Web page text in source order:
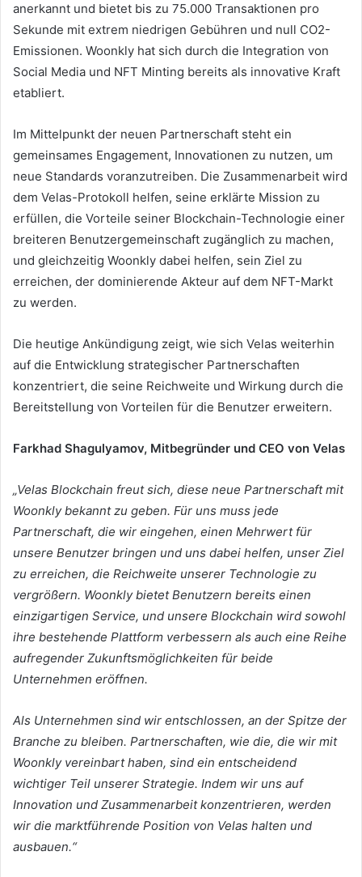
anerkannt und bietet bis zu 75.000 Transaktionen pro
Sekunde mit extrem niedrigen Gebühren und null CO2-
Emissionen. Woonkly hat sich durch die Integration von
Social Media und NFT Minting bereits als innovative Kraft
etabliert.
Im Mittelpunkt der neuen Partnerschaft steht ein
gemeinsames Engagement, Innovationen zu nutzen, um
neue Standards voranzutreiben. Die Zusammenarbeit wird
dem Velas-Protokoll helfen, seine erklärte Mission zu
erfüllen, die Vorteile seiner Blockchain-Technologie einer
breiteren Benutzergemeinschaft zugänglich zu machen,
und gleichzeitig Woonkly dabei helfen, sein Ziel zu
erreichen, der dominierende Akteur auf dem NFT-Markt
zu werden.
Die heutige Ankündigung zeigt, wie sich Velas weiterhin
auf die Entwicklung strategischer Partnerschaften
konzentriert, die seine Reichweite und Wirkung durch die
Bereitstellung von Vorteilen für die Benutzer erweitern.
Farkhad Shagulyamov, Mitbegründer und CEO von Velas
„Velas Blockchain freut sich, diese neue Partnerschaft mit
Woonkly bekannt zu geben. Für uns muss jede
Partnerschaft, die wir eingehen, einen Mehrwert für
unsere Benutzer bringen und uns dabei helfen, unser Ziel
zu erreichen, die Reichweite unserer Technologie zu
vergrößern. Woonkly bietet Benutzern bereits einen
einzigartigen Service, und unsere Blockchain wird sowohl
ihre bestehende Plattform verbessern als auch eine Reihe
aufregender Zukunftsmöglichkeiten für beide
Unternehmen eröffnen.
Als Unternehmen sind wir entschlossen, an der Spitze der
Branche zu bleiben. Partnerschaften, wie die, die wir mit
Woonkly vereinbart haben, sind ein entscheidend
wichtiger Teil unserer Strategie. Indem wir uns auf
Innovation und Zusammenarbeit konzentrieren, werden
wir die marktführende Position von Velas halten und
ausbauen.“